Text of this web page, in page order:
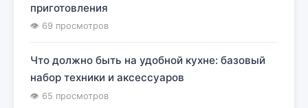
приготовления
👁 69 просмотров
Что должно быть на удобной кухне: базовый
набор техники и аксессуаров
👁 65 просмотров